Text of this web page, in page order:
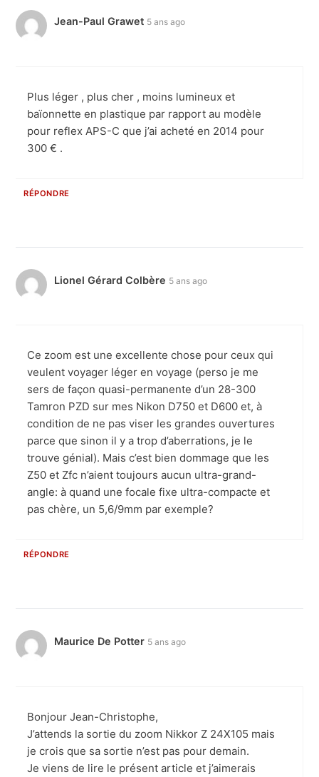
Jean-Paul Grawet 5 ans ago
Plus léger , plus cher , moins lumineux et
baïonnette en plastique par rapport au modèle
pour reflex APS-C que j’ai acheté en 2014 pour
300 € .
RÉPONDRE
Lionel Gérard Colbère 5 ans ago
Ce zoom est une excellente chose pour ceux qui
veulent voyager léger en voyage (perso je me
sers de façon quasi-permanente d’un 28-300
Tamron PZD sur mes Nikon D750 et D600 et, à
condition de ne pas viser les grandes ouvertures
parce que sinon il y a trop d’aberrations, je le
trouve génial). Mais c’est bien dommage que les
Z50 et Zfc n’aient toujours aucun ultra-grand-
angle: à quand une focale fixe ultra-compacte et
pas chère, un 5,6/9mm par exemple?
RÉPONDRE
Maurice De Potter 5 ans ago
Bonjour Jean-Christophe,
J’attends la sortie du zoom Nikkor Z 24X105 mais
je crois que sa sortie n’est pas pour demain.
Je viens de lire le présent article et j’aimerais